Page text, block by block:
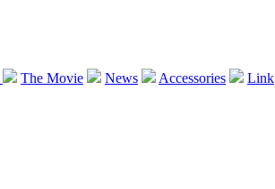
The Movie News Accessories Link